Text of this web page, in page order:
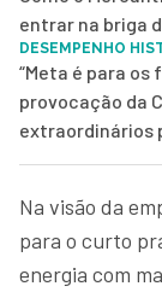
entrar na briga
DESEMPENHO
“Meta é para os
provocação da
extraordinários
Na visão da
para o curto
energia com